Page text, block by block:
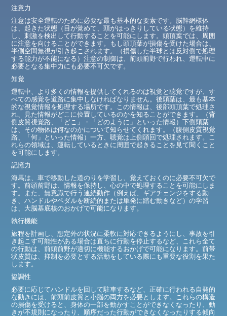
注意力
注意は安全運転のために必要な最も基本的な要素です。脳幹網様体
は、起きた状態（目が覚めて、頭がはっきりしている状態）を維持
し、刺激を検出して行動することを可能にします。頭頂葉では、周囲
に注意を向けることができます。もし頭頂葉が損傷を受けた場合は、
半側空間無視が引き起こされます。（損傷した半球とは反対側で処理
する能力が不能になる）注意の制御は、前頭前野で行われ、運転中に
必要となる集中力にも必要不可欠です。
知覚
運転中、より多くの情報を提供してくれるのは視覚と聴覚ですが、す
べての感覚を道路に集中しなければなりません。後頭葉は、最も基本
的な視覚情報を処理する場所です。この情報は、後部頭頂葉で処理さ
れ、見た情報がどこに位置しているのかを知ることができます。（背
側皮質視覚路、「どこ」・「どのように」といった情報）下側頭葉
は、その物体は何なのかについて知らせてくれます。（腹側皮質視覚
路、「何」といった情報）一方、聴覚は上側頭回で処理されます。こ
れらの領域は、運転しているときに周囲で起きることを見て聞くこと
を可能にします。
記憶力
海馬は、車で移動した道のりを学習し、覚えておくのに必要不可欠で
す。前頭前野は、情報を保持し、心の中で処理することを可能にしま
す。また、無意識で行う連続動作（例えば、ギアチェンジをする動
き、ハンドルやペダルを断続的または単発に踏む動きなど）の学習
は、大脳基底核のおかげで可能になります。
執行機能
旅程を計画し、想定外の状況に柔軟に対応できるようにし、事故を引
き起こす可能性がある場合は直ちに行動を停止するなど、これら全て
の行動は、前頭前野が適切に機能するおかげで可能になります。前帯
状皮質は、抑制を必要とする活動をしている際にも重要な役割を果た
します。
協調性
必要に応じてハンドルを回して駐車するなど、正確に行われる自発的
な動きには、前頭前皮質と小脳の両方を必要とします。これらの構造
の損傷を受けると、身体の一部を動かすことができなくなったり、動
きが不規則になったり、順序だった行動ができなくなったりする傾向